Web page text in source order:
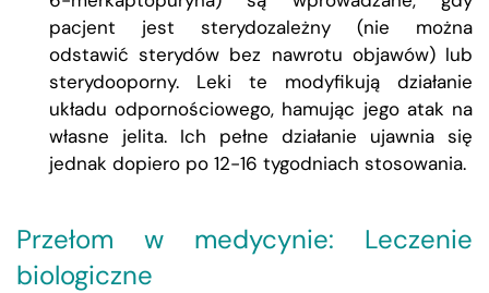
pacjent jest sterydozależny (nie można
odstawić sterydów bez nawrotu objawów) lub
sterydooporny. Leki te modyfikują działanie
układu odpornościowego, hamując jego atak na
własne jelita. Ich pełne działanie ujawnia się
jednak dopiero po 12-16 tygodniach stosowania.
Przełom w medycynie: Leczenie
biologiczne